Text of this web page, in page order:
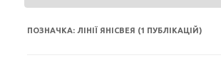
ПОЗНАЧКА: ЛІНІЇ ЯНІСВЕЯ (1 ПУБЛІКАЦІЙ)